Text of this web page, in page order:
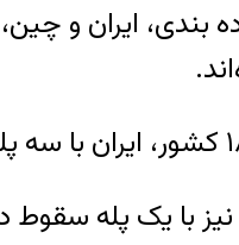
بندی، ایران و
یک پله سقوط در رده ۱۲۲‌‌ام